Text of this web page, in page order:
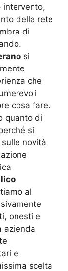
intervento,
della rete
di
si
che
cosa fare.
quanto di
si
novità
al
onesti e
azienda
e
scelta